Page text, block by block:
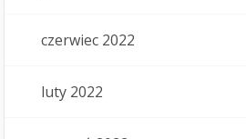
czerwiec 2022
luty 2022